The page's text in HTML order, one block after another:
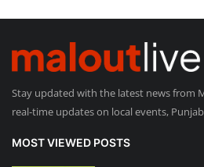
Stay updated with the latest news from
real-time updates on local events,
MOST VIEWED POSTS